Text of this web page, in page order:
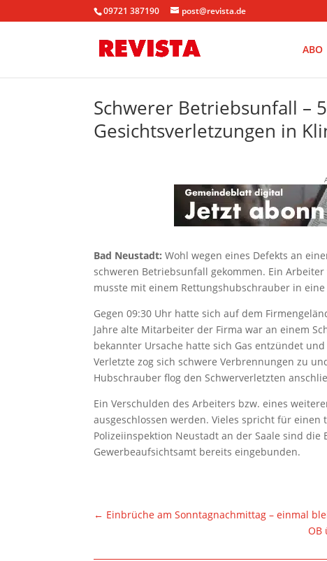
09721 387190 post@revista.de
ABO
Schwerer Betriebsunfall –
Gesichtsverletzungen in
Bad Neustadt: Wohl wegen eines Defekts an
schweren Betriebsunfall gekommen. Ein
musste mit einem Rettungshubschrauber in
Gegen 09:30 Uhr hatte sich auf dem
Jahre alte Mitarbeiter der Firma war an einem
bekannter Ursache hatte sich Gas entzündet
Verletzte zog sich schwere Verbrennungen zu
Hubschrauber flog den Schwerverletzten
Ein Verschulden des Arbeiters bzw. eines
ausgeschlossen werden. Vieles spricht für
Polizeiinspektion Neustadt an der Saale sind die
Gewerbeaufsichtsamt bereits eingebunden.
← Einbrüche am Sonntagnachmittag – einmal
OB